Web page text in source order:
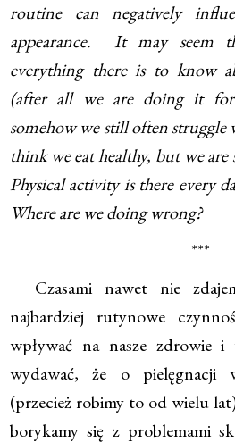
routine can negatively
appearance. It may seem
everything there is to know
(after all we are doing it
somehow we still often struggle
think we eat healthy, but we
Physical activity is there every
Where are we doing wrong?
***
Czasami nawet nie
najbardziej rutynowe
wpływać na nasze zdrowie i
wydawać, że o pielęgnacji
(przecież robimy to od wielu
borykamy się z problemami